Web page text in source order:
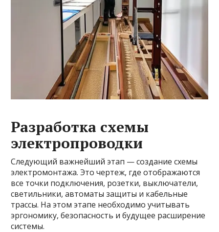
Разработка схемы
электропроводки
Следующий важнейший этап — создание схемы
электромонтажа. Это чертеж, где отображаются
все точки подключения, розетки, выключатели,
светильники, автоматы защиты и кабельные
трассы. На этом этапе необходимо учитывать
эргономику, безопасность и будущее расширение
системы.